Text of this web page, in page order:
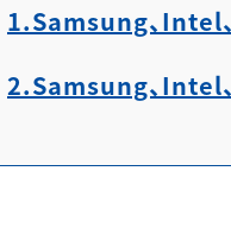
1.Samsung、Intel
2.Samsung、Intel